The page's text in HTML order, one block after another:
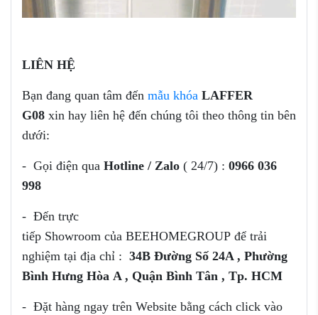
LIÊN HỆ
Bạn đang quan tâm đến mẫu khóa LAFFER
G08 xin hay liên hệ đến chúng tôi theo thông tin bên
dưới:
- Gọi điện qua Hotline / Zalo ( 24/7) : 0966 036
998
- Đến trực
tiếp Showroom của BEEHOMEGROUP để trải
nghiệm tại địa chỉ : 34B Đường Số 24A , Phường
Bình Hưng Hòa A , Quận Bình Tân , Tp. HCM
- Đặt hàng ngay trên Website bằng cách click vào